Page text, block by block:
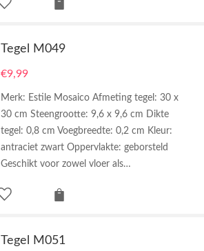
Tegel M049
€9,99
Merk: Estile Mosaico Afmeting tegel: 30 x
30 cm Steengrootte: 9,6 x 9,6 cm Dikte
tegel: 0,8 cm Voegbreedte: 0,2 cm Kleur:
antraciet zwart Oppervlakte: geborsteld
Geschikt voor zowel vloer als…
Tegel M051